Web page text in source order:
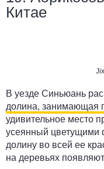
Китае
В уезде Синьюань
долина, занимающая
удивительное место
усеянный цветущими
долину во всей ее
на деревьях